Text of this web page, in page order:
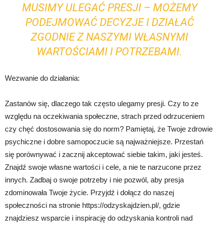
MUSIMY ULEGAĆ PRESJI – MOŻEMY
PODEJMOWAĆ DECYZJE I DZIAŁAĆ
ZGODNIE Z NASZYMI WŁASNYMI
WARTOŚCIAMI I POTRZEBAMI.
Wezwanie do działania:
Zastanów się, dlaczego tak często ulegamy presji. Czy to ze
względu na oczekiwania społeczne, strach przed odrzuceniem
czy chęć dostosowania się do norm? Pamiętaj, że Twoje zdrowie
psychiczne i dobre samopoczucie są najważniejsze. Przestań
się porównywać i zacznij akceptować siebie takim, jaki jesteś.
Znajdź swoje własne wartości i cele, a nie te narzucone przez
innych. Zadbaj o swoje potrzeby i nie pozwól, aby presja
zdominowała Twoje życie. Przyjdź i dołącz do naszej
społeczności na stronie https://odzyskajdzien.pl/, gdzie
znajdziesz wsparcie i inspirację do odzyskania kontroli nad